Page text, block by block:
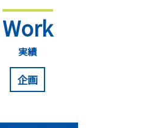
Work
実績
企画